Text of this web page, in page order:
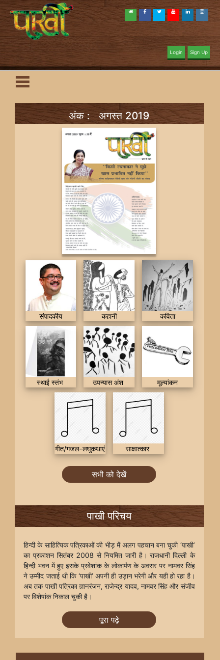
Login Sign Up
अंक : अगस्त 2019
संपादकीय कहानी कविता
स्थाई स्तंभ उपन्यास अंश मूल्यांकन
गीत/गजल-लघुकथाएं साक्षात्कार
सभी को देखें
पाखी परिचय
हिन्दी के साहित्यिक पत्रिकाओं की भीड़ में अलग पहचान बना चुकी ‘पाखी’
का प्रकाशन सितंबर 2008 से नियमित जारी है। राजधानी दिल्ली के
हिन्दी भवन में हुए इसके प्रवेशांक के लोकार्पण के अवसर पर नामवर सिंह
ने उम्मीद जताई थी कि ‘पाखी’ अपनी ही उड़ान भरेगी और यही हो रहा है।
अब तक पाखी पत्रिका ज्ञानरंजन, राजेन्द्र यादव, नामवर सिंह और संजीव
पर विशेषांक निकाल चुकी है।
पूरा पढ़े